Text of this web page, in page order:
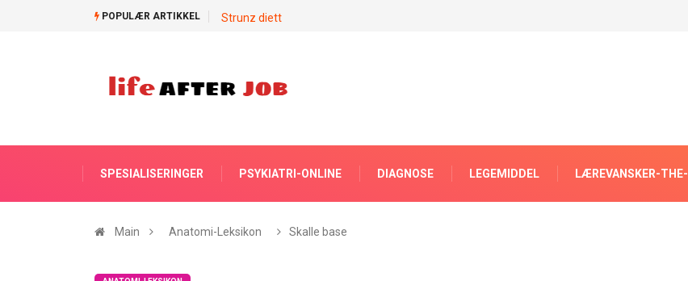
POPULÆR ARTIKKEL Strunz diett
SPESIALISERINGER PSYKIATRI-ONLINE DIAGNOSE LEGEMIDDEL LÆREVANSKER-THE-
Main Anatomi-Leksikon Skalle base